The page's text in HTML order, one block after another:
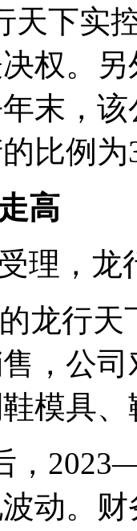
天下实
权。
末，
比例为
高
理，龙
龙行
，公
模具
，
动。